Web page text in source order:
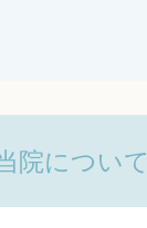
院について